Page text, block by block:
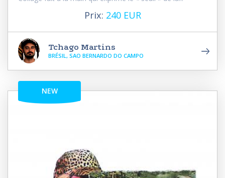
Prix: 240 EUR
Tchago Martins
BRÉSIL, SAO BERNARDO DO CAMPO
NEW